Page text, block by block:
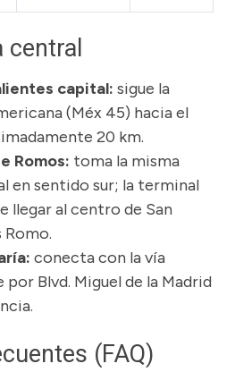
central
capital: sigue la
(Méx 45) hacia el
20 km.
Romos: toma la misma
en sentido sur; la terminal
llegar al centro de San
Romo.
conecta con la vía
Blvd. Miguel de la Madrid
(FAQ)